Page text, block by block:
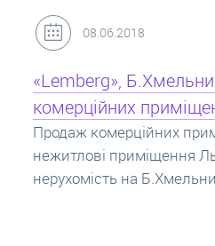
31.05.2018
Кредит під заставу
Іпотека на квартиру –
заставу нерухомості.
потрібно знати?
про іпотечні кредити.